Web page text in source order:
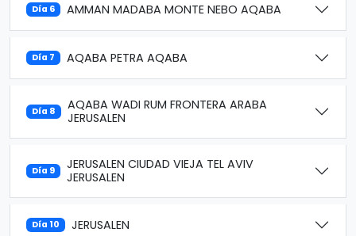
Día 6 AMMAN MADABA MONTE NEBO AQABA
Día 7 AQABA PETRA AQABA
Día 8
AQABA WADI RUM FRONTERA ARABA
JERUSALEN
Día 9
JERUSALEN CIUDAD VIEJA TEL AVIV
JERUSALEN
Día 10 JERUSALEN